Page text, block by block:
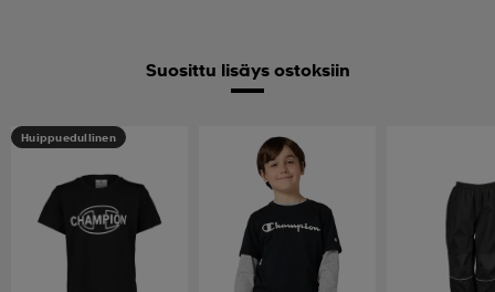
Suosittu lisäys ostoksiin
Huippuedullinen